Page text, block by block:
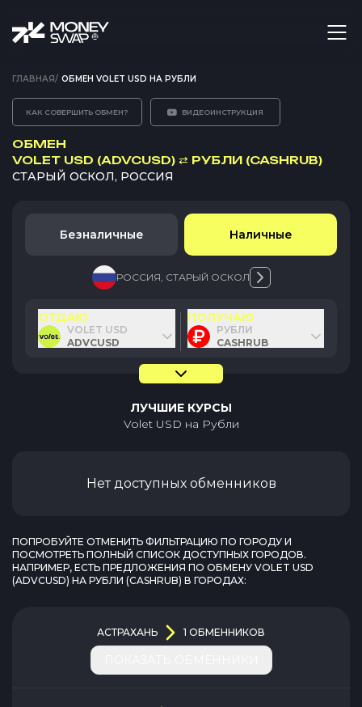
ГЛАВНАЯ/ ОБМЕН VOLET USD НА РУБЛИ
КАК СОВЕРШИТЬ ОБМЕН? ВИДЕОИНСТРУКЦИЯ
ОБМЕН
VOLET USD (ADVCUSD) ⇄ РУБЛИ (CASHRUB)
СТАРЫЙ ОСКОЛ, РОССИЯ
Безналичные Наличные
РОССИЯ, СТАРЫЙ ОСКОЛ
ОТДАЮ
VOLET USD
ADVCUSD
ПОЛУЧАЮ
РУБЛИ
CASHRUB
ЛУЧШИЕ КУРСЫ
Volet USD на Рубли
Нет доступных обменников
ПОПРОБУЙТЕ ОТМЕНИТЬ ФИЛЬТРАЦИЮ ПО ГОРОДУ И
ПОСМОТРЕТЬ ПОЛНЫЙ СПИСОК ДОСТУПНЫХ ГОРОДОВ.
НАПРИМЕР, ЕСТЬ ПРЕДЛОЖЕНИЯ ПО ОБМЕНУ VOLET USD
(ADVCUSD) НА РУБЛИ (CASHRUB) В ГОРОДАХ:
АСТРАХАНЬ 1 ОБМЕННИКОВ